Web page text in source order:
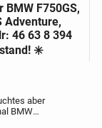
F750GS,
Adventure,
46 63 8 394
✳️
aber
BMW
für die BMW